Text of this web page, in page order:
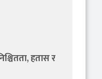
हतास र